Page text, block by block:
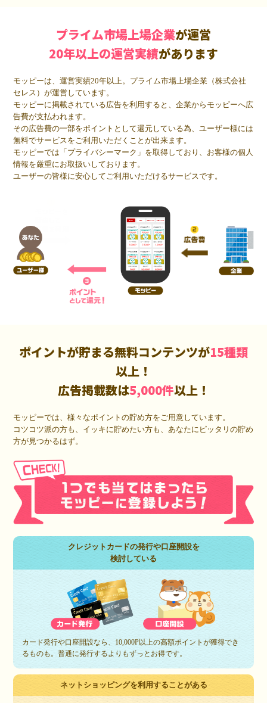
プライム市場上場企業が運営
20年以上の運営実績があります
モッピーは、運営実績20年以上。プライム市場上場企業（株式会社
セレス）が運営しています。
モッピーに掲載されている広告を利用すると、企業からモッピーへ広
告費が支払われます。
その広告費の一部をポイントとして還元している為、ユーザー様には
無料でサービスをご利用いただくことが出来ます。
モッピーでは「プライバシーマーク」を取得しており、お客様の個人
情報を厳重にお取扱いしております。
ユーザーの皆様に安心してご利用いただけるサービスです。
ポイントが貯まる無料コンテンツが15種類
以上！
広告掲載数は5,000件以上！
モッピーでは、様々なポイントの貯め方をご用意しています。
コツコツ派の方も、イッキに貯めたい方も、あなたにピッタリの貯め
方が見つかるはず。
クレジットカードの発行や口座開設を
検討している
カード発行や口座開設なら、10,000P以上の高額ポイントが獲得でき
るものも。普通に発行するよりもずっとお得です。
ネットショッピングを利用することがある